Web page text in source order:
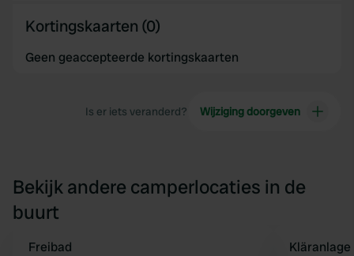
Kortingskaarten (0)
Geen geaccepteerde kortingskaarten
Is er iets veranderd? Wijziging doorgeven
Bekijk andere camperlocaties in de
buurt
Freibad